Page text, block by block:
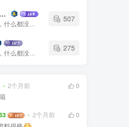
用户12127023
这家伙很懒，什么都没有写...
507
这家伙很懒，什么都没有写...
275
2个月前
0
2个月前
0